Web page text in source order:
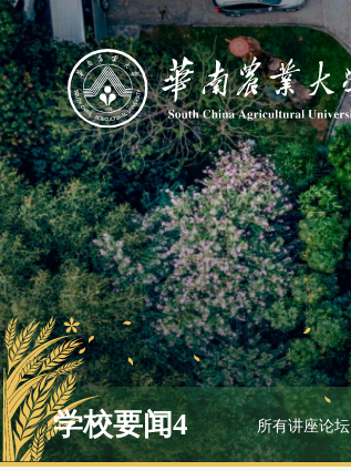
学校要闻4 所有讲座论坛